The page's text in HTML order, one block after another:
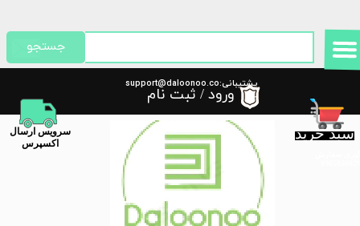
پشتیبانی:support@daloonoo.co
m
سبد خرید
​سرویس ارسال
اکسپرس
جستجو
ورود / ثبت نام
حساب کاربری من
تغییر گذر واژه
سفارشات
خروج از حساب کاربری